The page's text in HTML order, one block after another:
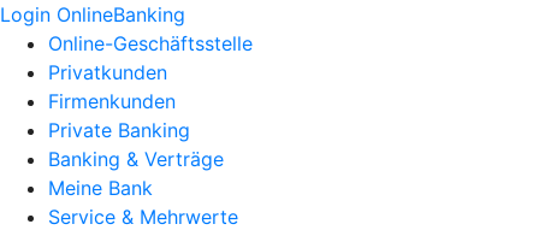
Login OnlineBanking
Online-Geschäftsstelle
Privatkunden
Firmenkunden
Private Banking
Banking & Verträge
Meine Bank
Service & Mehrwerte